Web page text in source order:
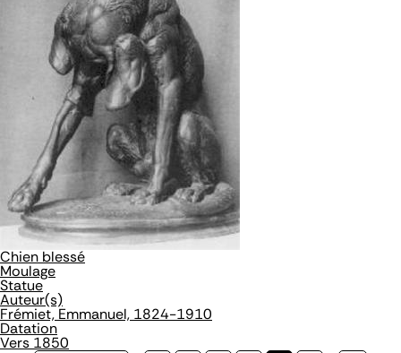
Chien blessé
Moulage
Statue
Auteur(s)
Frémiet, Emmanuel, 1824-1910
Datation
Vers 1850